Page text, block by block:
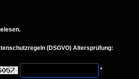
(DSGVO) Altersprüfung:
*